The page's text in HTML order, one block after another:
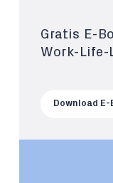
Gratis E-
Work-Life-
Download E-